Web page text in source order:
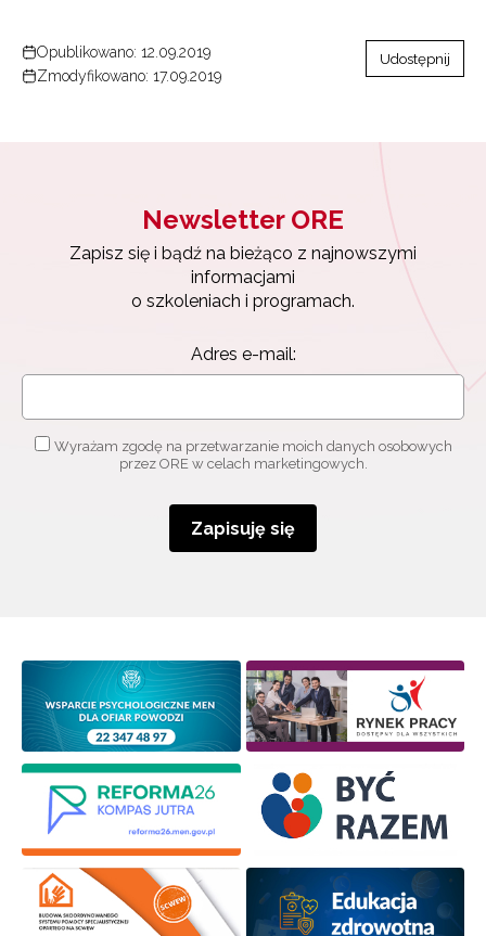
Opublikowano: 12.09.2019
Zmodyfikowano: 17.09.2019
Udostępnij
Newsletter ORE
Zapisz się i bądź na bieżąco z najnowszymi
informacjami
o szkoleniach i programach.
Adres e-mail:
Wyrażam zgodę na przetwarzanie moich danych osobowych
przez ORE w celach marketingowych.
Zapisuję się